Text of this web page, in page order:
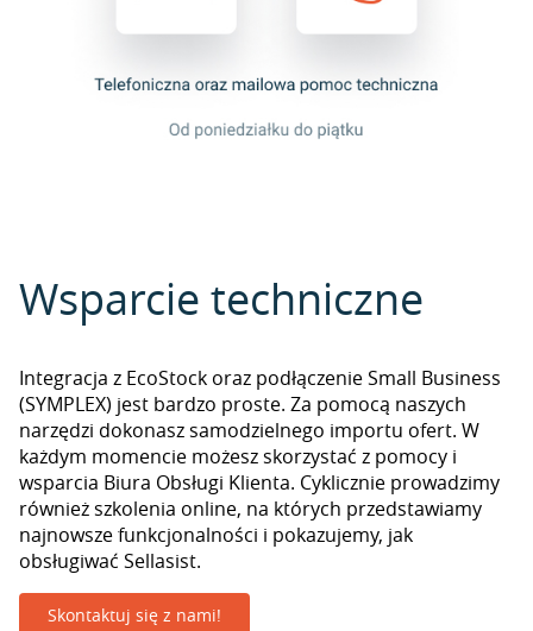
Wsparcie techniczne
Integracja z EcoStock oraz podłączenie Small Business
(SYMPLEX) jest bardzo proste. Za pomocą naszych
narzędzi dokonasz samodzielnego importu ofert. W
każdym momencie możesz skorzystać z pomocy i
wsparcia Biura Obsługi Klienta. Cyklicznie prowadzimy
również szkolenia online, na których przedstawiamy
najnowsze funkcjonalności i pokazujemy, jak
obsługiwać Sellasist.
Skontaktuj się z nami!